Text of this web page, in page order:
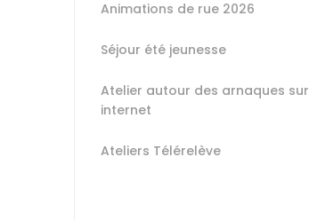
Animations de rue 2026
Séjour été jeunesse
Atelier autour des arnaques sur
internet
Ateliers Télérelève